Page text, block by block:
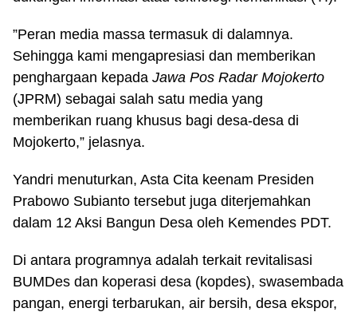
”Peran media massa termasuk di dalamnya.
Sehingga kami mengapresiasi dan memberikan
penghargaan kepada Jawa Pos Radar Mojokerto
(JPRM) sebagai salah satu media yang
memberikan ruang khusus bagi desa-desa di
Mojokerto,” jelasnya.
Yandri menuturkan, Asta Cita keenam Presiden
Prabowo Subianto tersebut juga diterjemahkan
dalam 12 Aksi Bangun Desa oleh Kemendes PDT.
Di antara programnya adalah terkait revitalisasi
BUMDes dan koperasi desa (kopdes), swasembada
pangan, energi terbarukan, air bersih, desa ekspor,